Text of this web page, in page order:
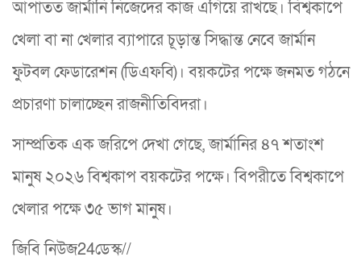
আপাতত জার্মানি নিজেদের কাজ এগিয়ে রাখছে। বিশ্বকাপে
খেলা বা না খেলার ব্যাপারে চূড়ান্ত সিদ্ধান্ত নেবে জার্মান
ফুটবল ফেডারেশন (ডিএফবি)। বয়কটের পক্ষে জনমত গঠনে
প্রচারণা চালাচ্ছেন রাজনীতিবিদরা।
সাম্প্রতিক এক জরিপে দেখা গেছে, জার্মানির ৪৭ শতাংশ
মানুষ ২০২৬ বিশ্বকাপ বয়কটের পক্ষে। বিপরীতে বিশ্বকাপে
খেলার পক্ষে ৩৫ ভাগ মানুষ।
জিবি নিউজ24ডেস্ক//